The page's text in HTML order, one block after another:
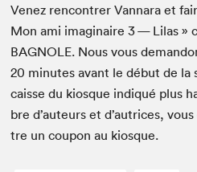
Venez ren­con­tr­er Van­nara et
Mon ami imag­i­naire3— Lilas »
BAG­NOLE. Nous vous
20 min­utes avant le début de la
caisse du kiosque indiqué plus
bre d’auteurs et d’autrices,
tre un coupon au kiosque.